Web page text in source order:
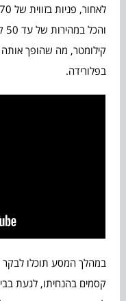
קילומטר, מה שהופך
בפלורידה.
במהלך המסע תוכלו
קסמים בהנחיתו, לגעת